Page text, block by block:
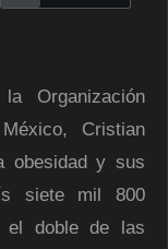
Organización
Cristian
obesidad y sus
siete mil 800
el doble de las